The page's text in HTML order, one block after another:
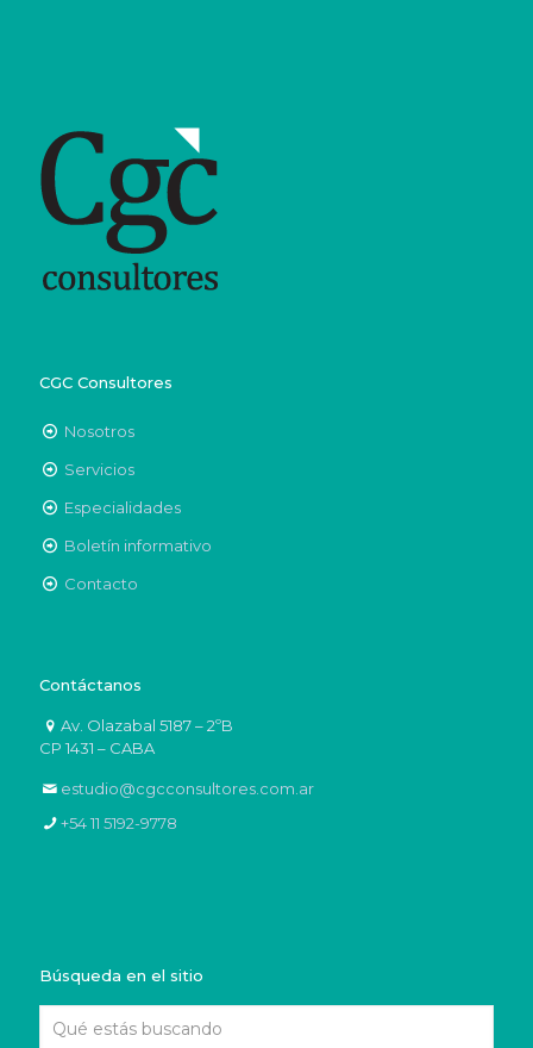
CGC Consultores
Nosotros
Servicios
Especialidades
Boletín informativo
Contacto
Contáctanos
Av. Olazabal 5187 – 2ºB
CP 1431 – CABA
estudio@cgcconsultores.com.ar
+54 11 5192-9778
Búsqueda en el sitio